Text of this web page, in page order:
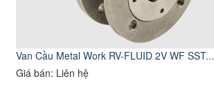
Van Cầu Metal Work RV-FLUID 2V WF SST...
Giá bán: Liên hệ